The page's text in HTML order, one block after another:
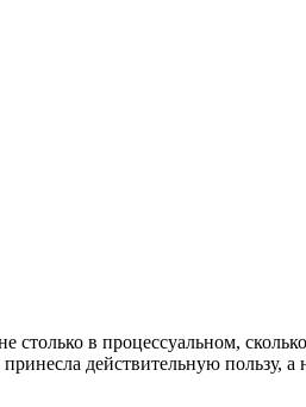
в процессуальном,
действительную пользу,